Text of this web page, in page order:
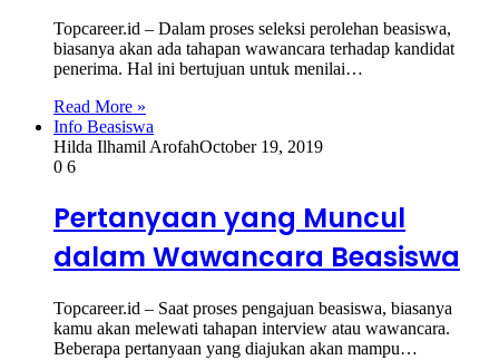
Topcareer.id – Dalam proses seleksi perolehan beasiswa,
biasanya akan ada tahapan wawancara terhadap kandidat
penerima. Hal ini bertujuan untuk menilai…
Read More »
Info Beasiswa
Hilda Ilhamil ArofahOctober 19, 2019
0 6
Pertanyaan yang Muncul
dalam Wawancara Beasiswa
Topcareer.id – Saat proses pengajuan beasiswa, biasanya
kamu akan melewati tahapan interview atau wawancara.
Beberapa pertanyaan yang diajukan akan mampu…